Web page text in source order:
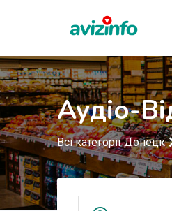
Аудіо-
Всі категорії Донецк